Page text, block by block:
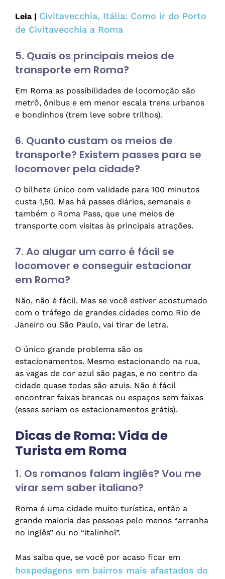
Leia | Civitavecchia, Itália: Como ir do Porto
de Civitavecchia a Roma
5. Quais os principais meios de
transporte em Roma?
Em Roma as possibilidades de locomoção são
metrô, ônibus e em menor escala trens urbanos
e bondinhos (trem leve sobre trilhos).
6. Quanto custam os meios de
transporte? Existem passes para se
locomover pela cidade?
O bilhete único com validade para 100 minutos
custa 1,50. Mas há passes diários, semanais e
também o Roma Pass, que une meios de
transporte com visitas às principais atrações.
7. Ao alugar um carro é fácil se
locomover e conseguir estacionar
em Roma?
Não, não é fácil. Mas se você estiver acostumado
com o tráfego de grandes cidades como Rio de
Janeiro ou São Paulo, vai tirar de letra.
O único grande problema são os
estacionamentos. Mesmo estacionando na rua,
as vagas de cor azul são pagas, e no centro da
cidade quase todas são azuis. Não é fácil
encontrar faixas brancas ou espaços sem faixas
(esses seriam os estacionamentos grátis).
Dicas de Roma: Vida de
Turista em Roma
1. Os romanos falam inglês? Vou me
virar sem saber italiano?
Roma é uma cidade muito turística, então a
grande maioria das pessoas pelo menos “arranha
no inglês” ou no “italinhol”.
Mas saiba que, se você por acaso ficar em
hospedagens em bairros mais afastados do